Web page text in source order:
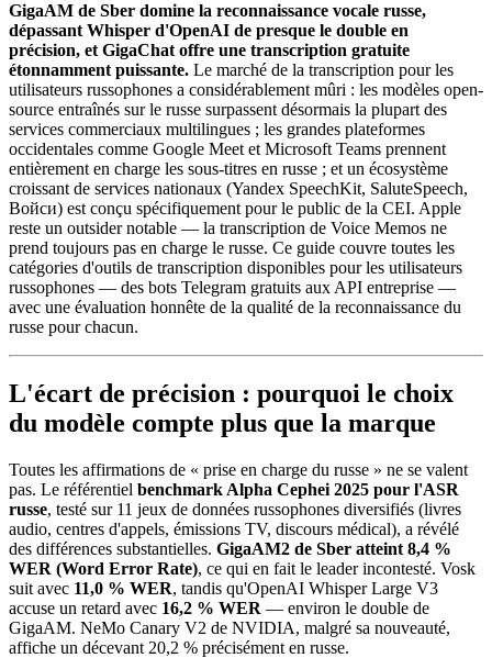
GigaAM de Sber domine la reconnaissance vocale russe,
dépassant Whisper d'OpenAI de presque le double en
précision, et GigaChat offre une transcription gratuite
étonnamment puissante. Le marché de la transcription pour les
utilisateurs russophones a considérablement mûri : les modèles open-
source entraînés sur le russe surpassent désormais la plupart des
services commerciaux multilingues ; les grandes plateformes
occidentales comme Google Meet et Microsoft Teams prennent
entièrement en charge les sous-titres en russe ; et un écosystème
croissant de services nationaux (Yandex SpeechKit, SaluteSpeech,
Войси) est conçu spécifiquement pour le public de la CEI. Apple
reste un outsider notable — la transcription de Voice Memos ne
prend toujours pas en charge le russe. Ce guide couvre toutes les
catégories d'outils de transcription disponibles pour les utilisateurs
russophones — des bots Telegram gratuits aux API entreprise —
avec une évaluation honnête de la qualité de la reconnaissance du
russe pour chacun.
L'écart de précision : pourquoi le choix
du modèle compte plus que la marque
Toutes les affirmations de « prise en charge du russe » ne se valent
pas. Le référentiel benchmark Alpha Cephei 2025 pour l'ASR
russe, testé sur 11 jeux de données russophones diversifiés (livres
audio, centres d'appels, émissions TV, discours médical), a révélé
des différences substantielles. GigaAM2 de Sber atteint 8,4 %
WER (Word Error Rate), ce qui en fait le leader incontesté. Vosk
suit avec 11,0 % WER, tandis qu'OpenAI Whisper Large V3
accuse un retard avec 16,2 % WER — environ le double de
GigaAM. NeMo Canary V2 de NVIDIA, malgré sa nouveauté,
affiche un décevant 20,2 % précisément en russe.